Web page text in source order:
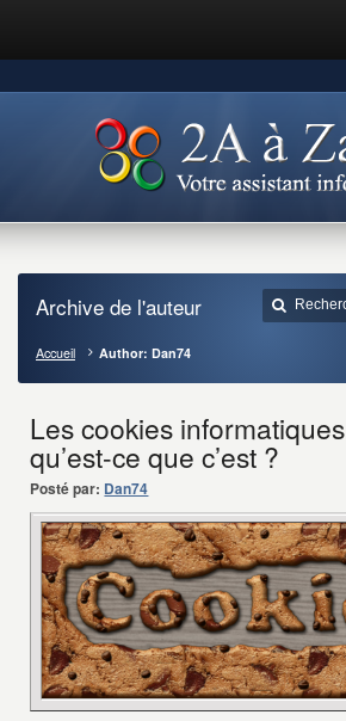
Archive de l'auteur
Accueil Author: Dan74
Les cookies informatiques
qu’est-ce que c’est ?
Posté par: Dan74